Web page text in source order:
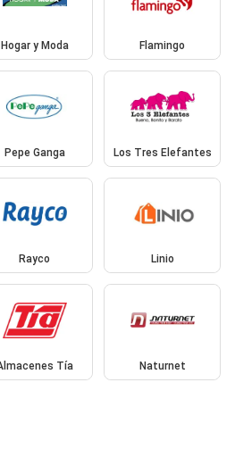
Hogar y Moda Flamingo
Pepe Ganga Los Tres Elefantes
Rayco Linio
Tía Naturnet